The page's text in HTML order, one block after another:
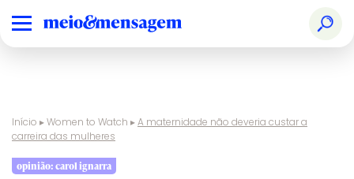
Início ▸Women to Watch ▸A maternidade não deveria custar a
carreira das mulheres
opinião: carol ignarra